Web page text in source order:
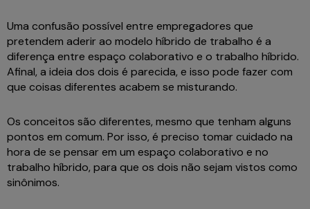
Uma confusão possível entre empregadores que
pretendem aderir ao modelo híbrido de trabalho é a
diferença entre espaço colaborativo e o trabalho híbrido.
Afinal, a ideia dos dois é parecida, e isso pode fazer com
que coisas diferentes acabem se misturando.
Os conceitos são diferentes, mesmo que tenham alguns
pontos em comum. Por isso, é preciso tomar cuidado na
hora de se pensar em um espaço colaborativo e no
trabalho híbrido, para que os dois não sejam vistos como
sinônimos.